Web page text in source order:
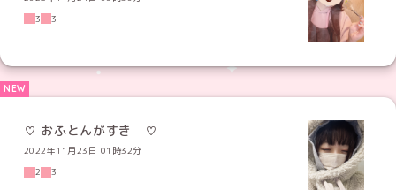
3
3
♡ おふとんがすき ♡
2022年11月23日 01時32分
2
3